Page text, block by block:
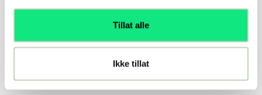
Tillat alle
Ikke tillat
Introdusere kombinasjoner av steg med
kontrollerte stopp på eget initiativ
på kommando